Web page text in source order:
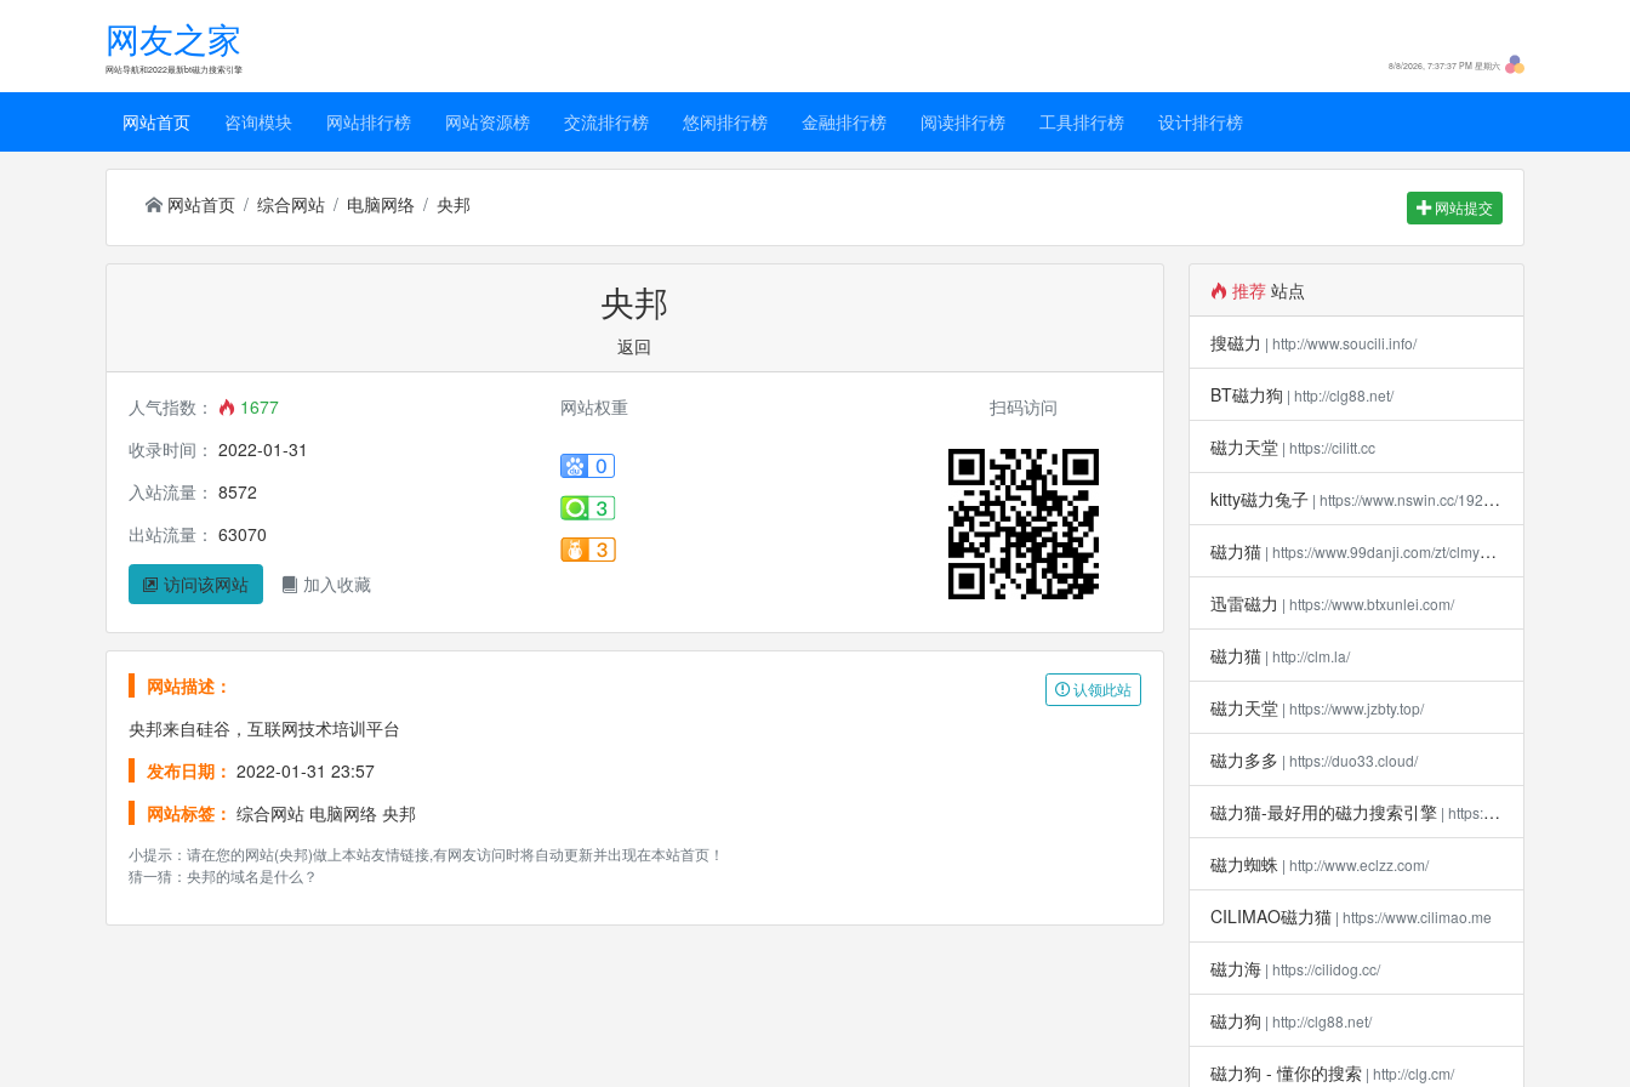
网友之家
网站导航和2022最新bt磁力搜索引擎 8/8/2026, 7:37:37 PM 星期六
网站首页 咨询模块 网站排行榜 网站资源榜 交流排行榜 悠闲排行榜 金融排行榜 阅读排行榜 工具排行榜 设计排行榜
网站首页 综合网站 电脑网络 央邦 网站提交
央邦
返回
人气指数：
1677
收录时间： 2022-01-31
入站流量： 8572
出站流量： 63070
访问该网站 加入收藏
网站权重 扫码访问
认领此站
网站描述：
央邦来自硅谷，互联网技术培训平台
发布日期： 2022-01-31 23:57
网站标签： 综合网站 电脑网络 央邦
小提示：请在您的网站(央邦)做上本站友情链接,有网友访问时将自动更新并出现在本站首页！
猜一猜：央邦的域名是什么？
推荐 站点
搜磁力 | http://www.soucili.info/
BT磁力狗 | http://clg88.net/
磁力天堂 | https://cilitt.cc
kitty磁力兔子 | https://www.nswin.cc/19270.html
磁力猫 | https://www.99danji.com/zt/clmykxz/
迅雷磁力 | https://www.btxunlei.com/
磁力猫 | http://clm.la​/
磁力天堂 | https://www.jzbty.top/
磁力多多 | https://duo33.cloud/
磁力猫-最好用的磁力搜索引擎 | https://clm112.xyz
磁力蜘蛛 | http://www.eclzz.com/
CILIMAO磁力猫 | https://www.cilimao.me
磁力海 | https://cilidog.cc/
磁力狗 | http://clg88.net/
磁力狗 - 懂你的搜索 | http://clg.cm/